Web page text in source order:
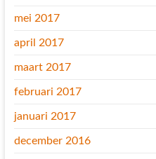
mei 2017
april 2017
maart 2017
februari 2017
januari 2017
december 2016